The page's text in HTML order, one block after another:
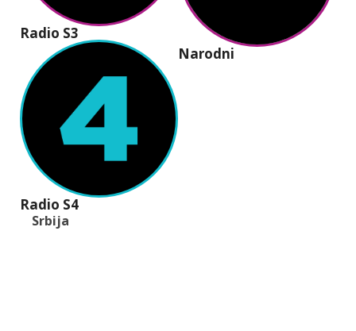
Radio S3
Radio S4
Narodni
Srbija